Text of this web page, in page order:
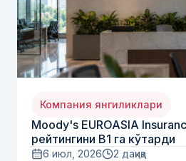
Компания янгиликлари
Moody's EUROASIA
рейтингини B1 га кўтарди
6 июл, 2026
2 дақиқа